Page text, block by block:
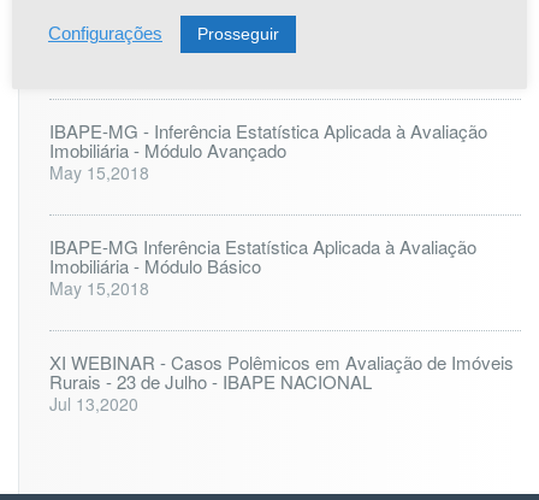
ONLINE: LAUDO PERICIAL DE ENGENHARIA - 25 à 27
de agosto
IBAPE-MG - Inferência Estatística Aplicada à Avaliação
Imobiliária - Módulo Avançado
May 15,2018
IBAPE-MG Inferência Estatística Aplicada à Avaliação
Imobiliária - Módulo Básico
May 15,2018
XI WEBINAR - Casos Polêmicos em Avaliação de Imóveis
Rurais - 23 de Julho - IBAPE NACIONAL
Jul 13,2020
Configurações Prosseguir